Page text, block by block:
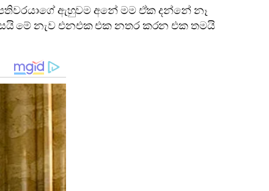
ඇහුවම අනේ මම ඒක දන්නේ නෑ
මේ නැව එනඑක එක නතර කරන එක තමයි